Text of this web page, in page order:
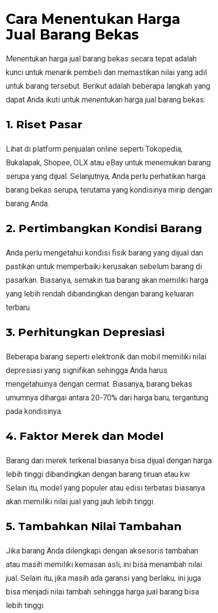
Cara Menentukan Harga
Jual Barang Bekas
Menentukan harga jual barang bekas secara tepat adalah
kunci untuk menarik pembeli dan memastikan nilai yang adil
untuk barang tersebut. Berikut adalah beberapa langkah yang
dapat Anda ikuti untuk menentukan harga jual barang bekas:
1. Riset Pasar
Lihat di platform penjualan online seperti Tokopedia,
Bukalapak, Shopee, OLX atau eBay untuk menemukan barang
serupa yang dijual. Selanjutnya, Anda perlu perhatikan harga
barang bekas serupa, terutama yang kondisinya mirip dengan
barang Anda.
2. Pertimbangkan Kondisi Barang
Anda perlu mengetahui kondisi fisik barang yang dijual dan
pastikan untuk memperbaiki kerusakan sebelum barang di
pasarkan. Biasanya, semakin tua barang akan memiliki harga
yang lebih rendah dibandingkan dengan barang keluaran
terbaru.
3. Perhitungkan Depresiasi
Beberapa barang seperti elektronik dan mobil memiliki nilai
depresiasi yang signifikan sehingga Anda harus
mengetahuinya dengan cermat. Biasanya, barang bekas
umumnya dihargai antara 20-70% dari harga baru, tergantung
pada kondisinya.
4. Faktor Merek dan Model
Barang dari merek terkenal biasanya bisa dijual dengan harga
lebih tinggi dibandingkan dengan barang tiruan atau kw.
Selain itu, model yang populer atau edisi terbatas biasanya
akan memiliki nilai jual yang jauh lebih tinggi.
5. Tambahkan Nilai Tambahan
Jika barang Anda dilengkapi dengan aksesoris tambahan
atau masih memiliki kemasan asli, ini bisa menambah nilai
jual. Selain itu, jika masih ada garansi yang berlaku, ini juga
bisa menjadi nilai tambah sehingga harga jual barang bisa
lebih tinggi.